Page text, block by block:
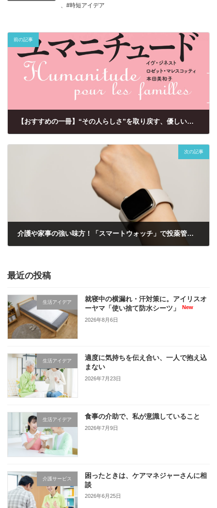
、 #時短アイデア
前の記事
【おすすめの一冊】“その人らしさ”を取り戻す、優しい認知症ケア『ユマニチュード』
次の記事
介護や家事の強い味方！「スマートウォッチ」で投薬管理と連絡対応をもっとスムーズに
最近の投稿
生活アイデア
就寝中の横漏れ・汗対策に。アイリスオ
ーヤマ「使い捨て防水シーツ」
2026年8月6日
生活アイデア
適度に気持ちを伝え合い、一人で抱え込
まない
2026年7月23日
生活アイデア 食事の介助で、私が意識していること
2026年7月9日
介護サービス
困ったときは、ケアマネジャーさんに相
談
2026年6月25日